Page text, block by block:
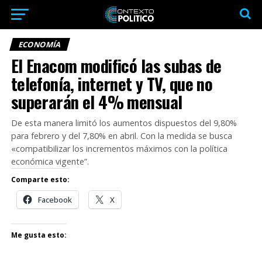
ECONOMÍA
El Enacom modificó las subas de
telefonía, internet y TV, que no
superarán el 4% mensual
De esta manera limitó los aumentos dispuestos del 9,80%
para febrero y del 7,80% en abril. Con la medida se busca
«compatibilizar los incrementos máximos con la política
económica vigente”.
Comparte esto:
Facebook X
Me gusta esto: